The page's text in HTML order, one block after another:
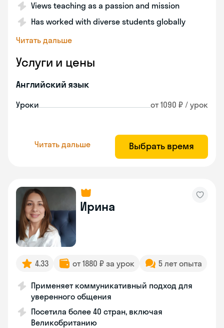
Views teaching as a passion and mission
Has worked with diverse students globally
Читать дальше
Услуги и цены
Английский язык
Уроки от 1090 ₽ / урок
Читать дальше Выбрать время
Ирина
4.33 от 1880 ₽ за урок 5 лет опыта
Применяет коммуникативный подход для
уверенного общения
Посетила более 40 стран, включая
Великобританию